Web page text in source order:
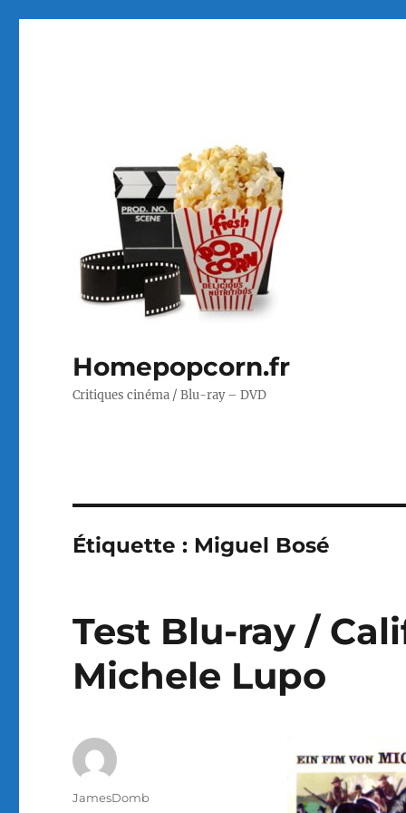
Homepopcorn.fr
Critiques cinéma / Blu-ray – DVD
Étiquette : Miguel Bosé
Test Blu-ray /
Michele Lupo
Auteur
JamesDomb